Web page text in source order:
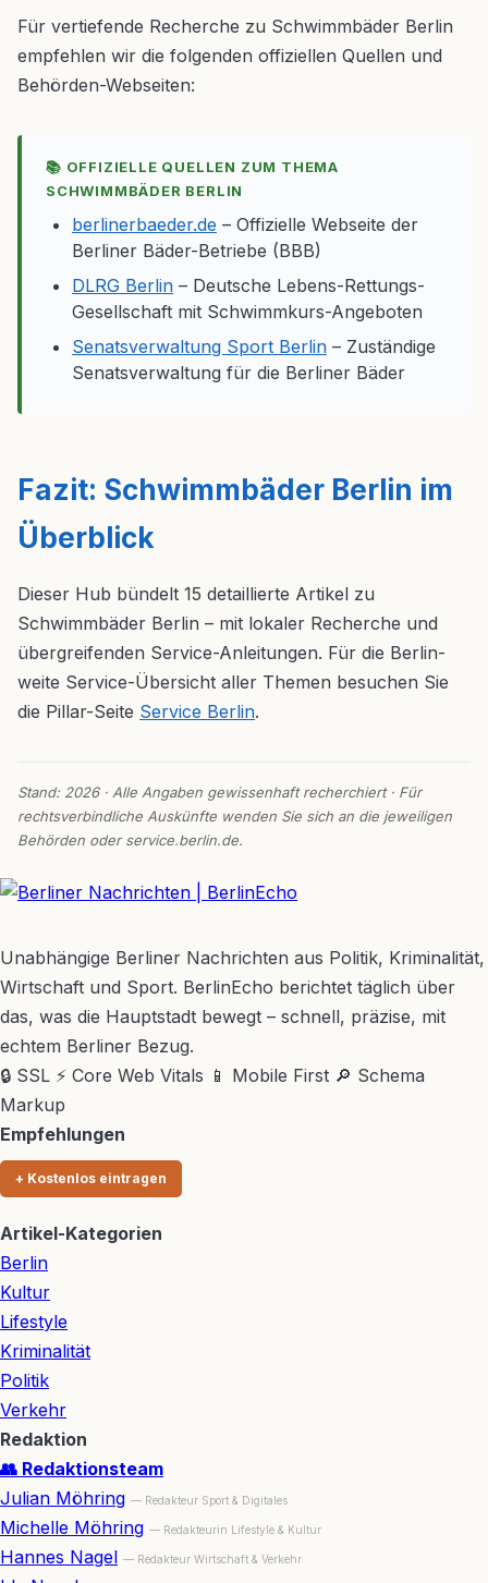
Für vertiefende Recherche zu Schwimmbäder Berlin
empfehlen wir die folgenden offiziellen Quellen und
Behörden-Webseiten:
📚 OFFIZIELLE QUELLEN ZUM THEMA
SCHWIMMBÄDER BERLIN
berlinerbaeder.de – Offizielle Webseite der
Berliner Bäder-Betriebe (BBB)
DLRG Berlin – Deutsche Lebens-Rettungs-
Gesellschaft mit Schwimmkurs-Angeboten
Senatsverwaltung Sport Berlin – Zuständige
Senatsverwaltung für die Berliner Bäder
Fazit: Schwimmbäder Berlin im
Überblick
Dieser Hub bündelt 15 detaillierte Artikel zu
Schwimmbäder Berlin – mit lokaler Recherche und
übergreifenden Service-Anleitungen. Für die Berlin-
weite Service-Übersicht aller Themen besuchen Sie
die Pillar-Seite Service Berlin.
Stand: 2026 · Alle Angaben gewissenhaft recherchiert · Für
rechtsverbindliche Auskünfte wenden Sie sich an die jeweiligen
Behörden oder service.berlin.de.
Unabhängige Berliner Nachrichten aus Politik, Kriminalität,
Wirtschaft und Sport. BerlinEcho berichtet täglich über
das, was die Hauptstadt bewegt – schnell, präzise, mit
echtem Berliner Bezug.
🔒 SSL ⚡ Core Web Vitals 📱 Mobile First 🔎 Schema
Markup
Empfehlungen
+ Kostenlos eintragen
Artikel-Kategorien
Berlin
Kultur
Lifestyle
Kriminalität
Politik
Verkehr
Redaktion
👥 Redaktionsteam
Julian Möhring — Redakteur Sport & Digitales
Michelle Möhring — Redakteurin Lifestyle & Kultur
Hannes Nagel — Redakteur Wirtschaft & Verkehr